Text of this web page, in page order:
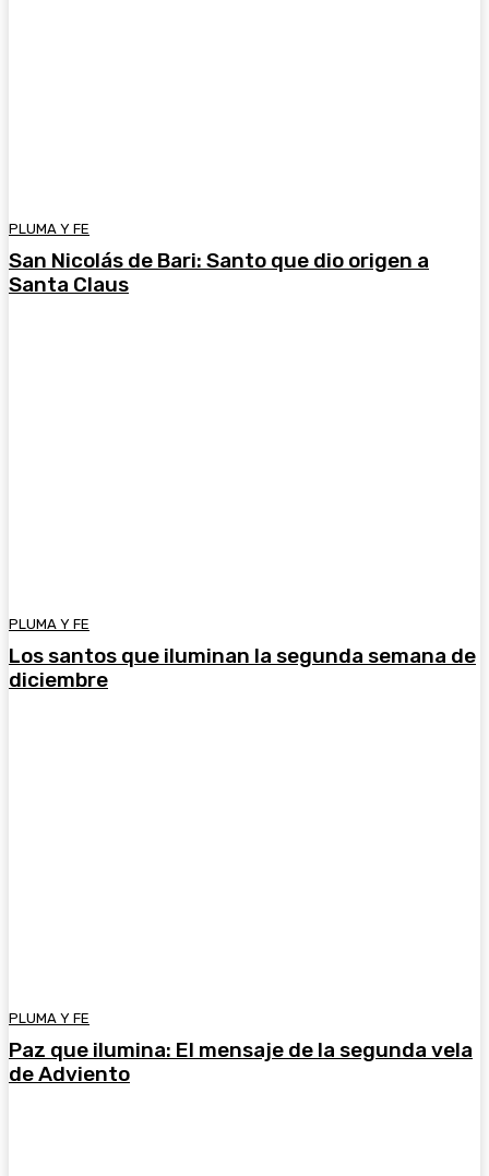
PLUMA Y FE
San Nicolás de Bari: Santo que dio origen a
Santa Claus
PLUMA Y FE
Los santos que iluminan la segunda semana de
diciembre
PLUMA Y FE
Paz que ilumina: El mensaje de la segunda vela
de Adviento